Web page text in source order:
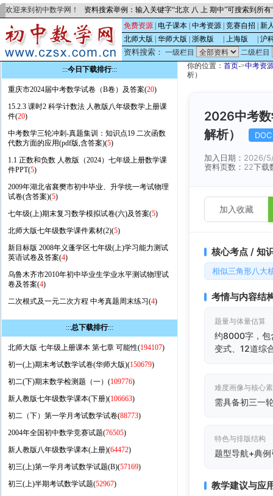
欢迎来到初中数学网！ 资料搜索举例：输入关键字“北京 八 上 期中”可搜索到所
免费资源 电子课本 中考资源 竞赛自招
新
北师大版
华师大版 浙教版 上海版 沪
资料搜索： 一级栏目
二级栏目
:::今日下载排行:::
重庆市2024届中考数学试卷（B卷）及答案(20)
15.2.3 课时2 科学计数法 人教版八年级数学上册课
件(20)
中考数学三轮冲刺-真题集训：知识点19 二次函数
代数方面的应用(pdf版,含答案)(5)
1.1 正数和负数 人教版（2024）七年级上册数学课
件PPT(5)
2009年湖北省襄樊市初中毕业、升学统一考试物理
试卷(含答案)(5)
七年级(上)期末复习数学模拟试卷(六)及答案(5)
北师大版七年级数学课件素材(2)(5)
新目标版 2008年义蓬学区七年级(上)学习能力测试
英语试卷及答案(4)
乌鲁木齐市2010年初中毕业生学业水平测试物理试
卷及答案(4)
二次根式及一元二次方程 中考真题周末练习(4)
:::总下载排行:::
北师大版 七年级上册课本 第七章 可能性(194107)
初一(上)期末考试数学试卷(华师大版)(150679)
初二(下)期末数学检测题（一）(109776)
新人教版七年级数学课本(下册)(106663)
初二（下）第一学月考试数学试卷(88773)
2004年全国初中数学竞赛试题(76505)
新人教版八年级数学课本(上册)(64472)
初三(上)第一学月考试数学试题(B)(57169)
初三(上)半期考试数学试题(52967)
你的位置： 首页->中考资
析）
2026中考
解析）
DOC
加入日期： 2026/
资料页数： 22下载
加入收藏
核心考点 / 知
相似三角形八大
考情与内容结
题量与体量估算
约8000字，包
变式、12道综
难度画像与核心
需具备初三一
特色与排版结构
题型导航+典
教学建议与应